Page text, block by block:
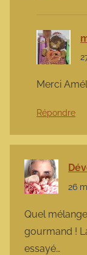
Merci
Répondre
26
Quel
gourmand !
essayé…